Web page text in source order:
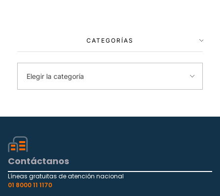
CATEGORÍAS
Contáctanos
Líneas gratuitas de atención nacional
01 8000 11 1170